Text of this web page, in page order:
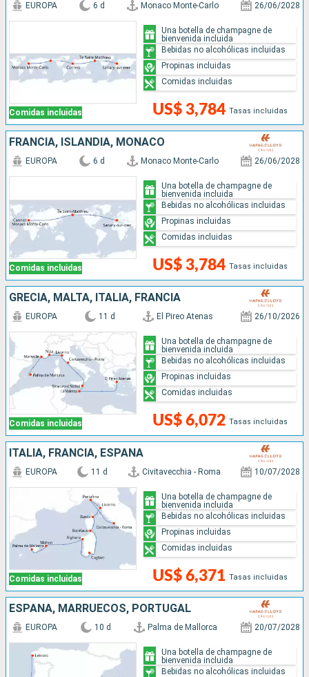
Comidas incluidas
EUROPA 6 d Monaco Monte-Carlo 26/06/2028
US$ 3,784 Tasas incluidas
Una botella de champagne de
bienvenida incluida
Bebidas no alcohólicas incluidas
Propinas incluidas
Comidas incluidas
FRANCIA, ISLANDIA, MONACO
Comidas incluidas
EUROPA 6 d Monaco Monte-Carlo 26/06/2028
US$ 3,784 Tasas incluidas
Una botella de champagne de
bienvenida incluida
Bebidas no alcohólicas incluidas
Propinas incluidas
Comidas incluidas
GRECIA, MALTA, ITALIA, FRANCIA
Comidas incluidas
EUROPA 11 d El Pireo Atenas 26/10/2026
US$ 6,072 Tasas incluidas
Una botella de champagne de
bienvenida incluida
Bebidas no alcohólicas incluidas
Propinas incluidas
Comidas incluidas
ITALIA, FRANCIA, ESPAÑA
Comidas incluidas
EUROPA 11 d Civitavecchia - Roma 10/07/2028
US$ 6,371 Tasas incluidas
Una botella de champagne de
bienvenida incluida
Bebidas no alcohólicas incluidas
Propinas incluidas
Comidas incluidas
ESPAÑA, MARRUECOS, PORTUGAL
EUROPA 10 d Palma de Mallorca 20/07/2028
Una botella de champagne de
bienvenida incluida
Bebidas no alcohólicas incluidas